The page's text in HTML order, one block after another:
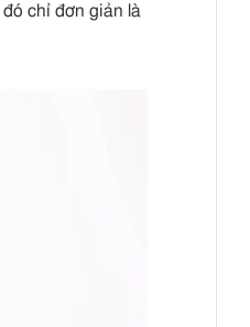
chỉ đơn giản là